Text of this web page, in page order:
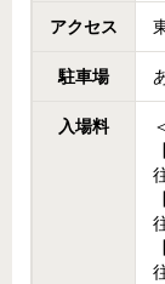
アクセス
駐車場
入場料